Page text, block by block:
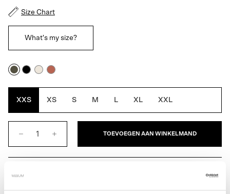
Size Chart
What's my size?
ArmyBlackOff Rustic
XXS XS S M L XL XXL
TOEVOEGEN AAN WINKELMAND
BESCHRIJVING